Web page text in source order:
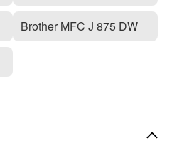
Brother MFC J 875 DW